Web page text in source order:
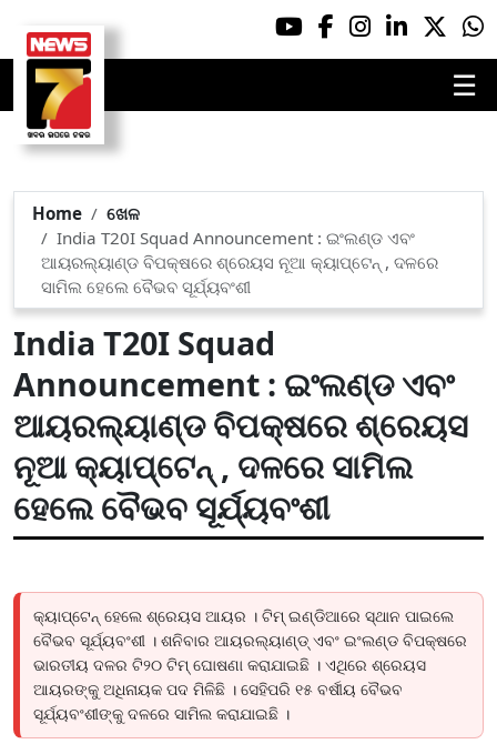
☰
Home
ଖେଳ
India T20I Squad Announcement : ଇଂଲଣ୍ଡ ଏବଂ
ଆୟରଲ୍ୟାଣ୍ଡ ବିପକ୍ଷରେ ଶ୍ରେୟସ ନୂଆ କ୍ୟାପ୍ଟେନ୍ , ଦଳରେ
ସାମିଲ ହେଲେ ବୈଭବ ସୂର୍ଯ୍ୟବଂଶୀ
India T20I Squad
Announcement : ଇଂଲଣ୍ଡ ଏବଂ
ଆୟରଲ୍ୟାଣ୍ଡ ବିପକ୍ଷରେ ଶ୍ରେୟସ
ନୂଆ କ୍ୟାପ୍ଟେନ୍ , ଦଳରେ ସାମିଲ
ହେଲେ ବୈଭବ ସୂର୍ଯ୍ୟବଂଶୀ
କ୍ୟାପ୍ଟେନ୍ ହେଲେ ଶ୍ରେୟସ ଆୟର । ଟିମ୍ ଇଣ୍ଡିଆରେ ସ୍ଥାନ ପାଇଲେ
ବୈଭବ ସୂର୍ଯ୍ୟବଂଶୀ । ଶନିବାର ଆୟରଲ୍ୟାଣ୍ଡ୍ ଏବଂ ଇଂଲଣ୍ଡ ବିପକ୍ଷରେ
ଭାରତୀୟ ଦଳର ଟି୨୦ ଟିମ୍ ଘୋଷଣା କରାଯାଇଛି । ଏଥିରେ ଶ୍ରେୟସ
ଆୟରଙ୍କୁ ଅଧିନାୟକ ପଦ ମିଳିଛି । ସେହିପରି ୧୫ ବର୍ଷୀୟ ବୈଭବ
ସୂର୍ଯ୍ୟବଂଶୀଙ୍କୁ ଦଳରେ ସାମିଲ କରାଯାଇଛି ।